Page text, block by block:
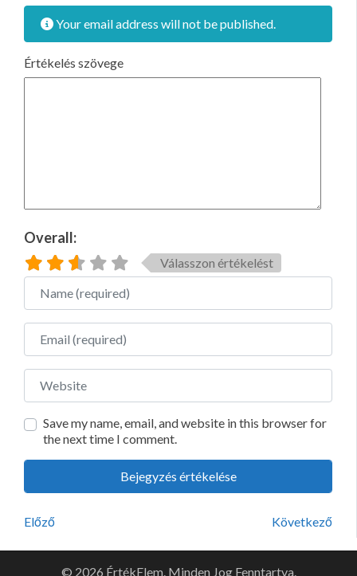
Your email address will not be published.
Értékelés szövege
Overall:
Válasszon értékelést
Name
Email
Website
Save my name, email, and website in this browser for
the next time I comment.
Előző Következő
© 2026 ÉrtékElem. Minden Jog Fenntartva.